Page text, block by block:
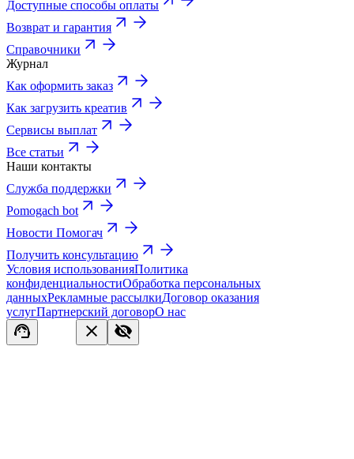
Доступные способы оплаты
Возврат и гарантия
Справочники
Журнал
Как оформить заказ
Как загрузить креатив
Сервисы выплат
Все статьи
Наши контакты
Служба поддержки
Pomogach bot
Новости Помогач
Получить консультацию
Условия использованияПолитика
конфиденциальностиОбработка персональных
данныхРекламные рассылкиДоговор оказания
услугПартнерский договорО нас